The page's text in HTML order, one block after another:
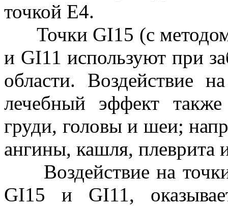
точкой Е4.
Точки GI15 (с методом
и GI11 используют при
области. Воздействие
лечебный эффект
груди, головы и шеи;
ангины, кашля, плеврита
Воздействие на
GI15 и GI11,